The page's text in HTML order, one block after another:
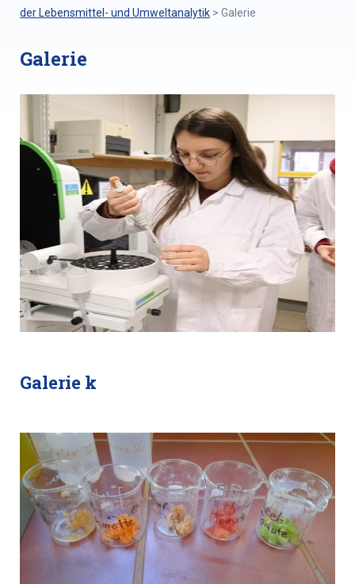
der Lebensmittel- und Umweltanalytik > Galerie
Galerie
Galerie k